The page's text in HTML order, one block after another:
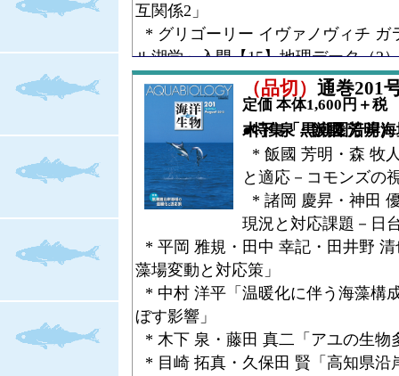
互関係2」
* グリゴーリー イヴァノヴィチ ガ
ル湖学」入門【15】地理データ（2
* 布村 昇・下村 通誉「日本産等脚
亜目ウミナナフシ上科（3）スナウ
●コラム
* 三田村 啓理「魚影逍遥－魚に発
ム」
* 飯島 明子「海でひろった万華鏡
●全国水産試験場長会 会長賞
* 酒井 敬一「貝食性巻貝サキグロ
関する研究」
正誤表
掲載ページ
204頁
表１内，平成23年3月23日
（品切） 通巻201
定価 本体1,600円＋税
●特集「黒潮圏沿岸海域の温暖化と適応策（編集：木下 泉・飯國
* 飯國 芳明・森 牧
と適応－コモンズの
* 諸岡 慶昇・神田
現況と対応課題－日
* 平岡 雅規・田中 幸記・田井野
藻場変動と対応策」
* 中村 洋平「温暖化に伴う海藻構
ぼす影響」
* 木下 泉・藤田 真二「アユの生物
* 目崎 拓真・久保田 賢「高知県沿